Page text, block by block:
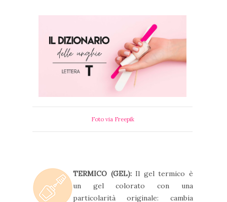
Foto via Freepik
TERMICO (GEL):Il gel termico è
un gel colorato con una
particolarità originale: cambia